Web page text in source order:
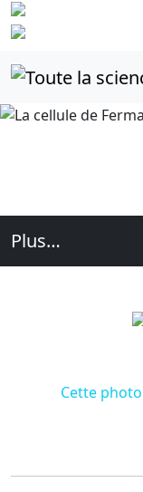
Plus…
Cette